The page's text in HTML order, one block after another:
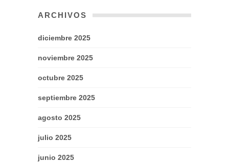
ARCHIVOS
diciembre 2025
noviembre 2025
octubre 2025
septiembre 2025
agosto 2025
julio 2025
junio 2025